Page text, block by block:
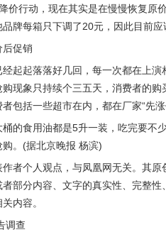
价行动，现在其实是在慢慢恢复原
牌每箱只下调了20元，因此目前应
后促销
起起落落好几回，每一次都在上
现象只持续个三五天，消费者的
包括一些超市在内，都在厂家“先涨
的食用油都是5升一装，吃完要不
。(据北京晚报 杨滨)
者个人观点，与凤凰网无关。其
部分内容、文字的真实性、完整
内容。
调查